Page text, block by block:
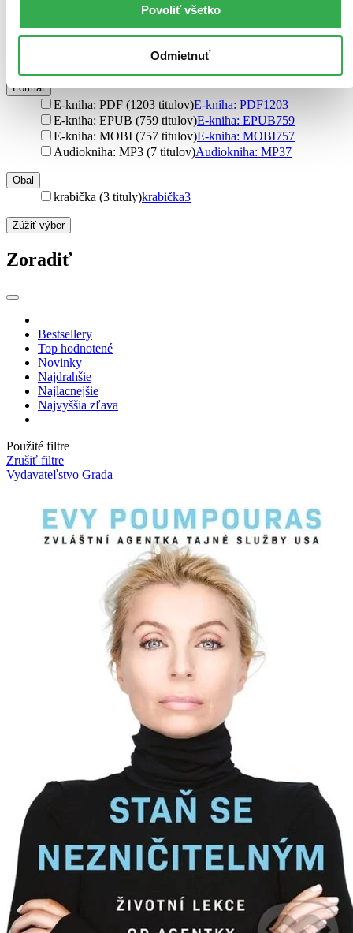
Povoliť všetko
Odmietnuť
šitá väzba (12 titulov)šitá väzba12
špirálová väzba (4 tituly)špirálová väzba4
Formát
E-kniha: PDF (1203 titulov)E-kniha: PDF1203
E-kniha: EPUB (759 titulov)E-kniha: EPUB759
E-kniha: MOBI (757 titulov)E-kniha: MOBI757
Audiokniha: MP3 (7 titulov)Audiokniha: MP37
Obal
krabička (3 tituly)krabička3
Zúžiť výber
Zoradiť
Bestsellery
Top hodnotené
Novinky
Najdrahšie
Najlacnejšie
Najvyššia zľava
Použité filtre
Zrušiť filtre
Vydavateľstvo Grada